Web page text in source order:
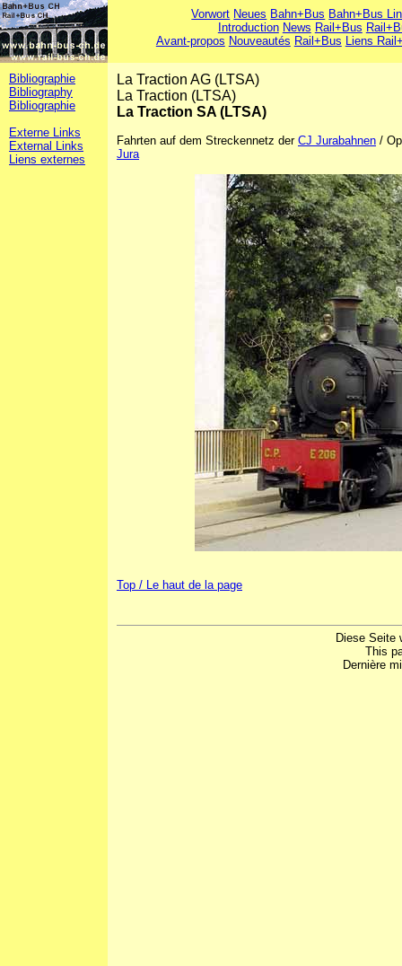
Vorwort Neues Bahn+Bus Bahn+Bus
Introduction News Rail+Bus
Avant-propos Nouveautés Rail+Bus Liens
Bibliographie
Bibliography
Bibliographie
Externe Links
External Links
Liens externes
La Traction AG (LTSA)
La Traction (LTSA)
La Traction SA (LTSA)
Fahrten auf dem Streckennetz der CJ Jurabahnen /
Jura
Top / Le haut de la page
Diese Seite
This
Dernière